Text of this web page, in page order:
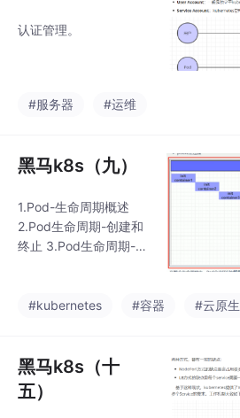
认证管理。
#服务器 #运维
黑马k8s（九）
1.Pod-生命周期概述
2.Pod生命周期-创建和
终止 3.Pod生命周期-初
#kubernetes #容器 #云原生
黑马k8s（十
五）